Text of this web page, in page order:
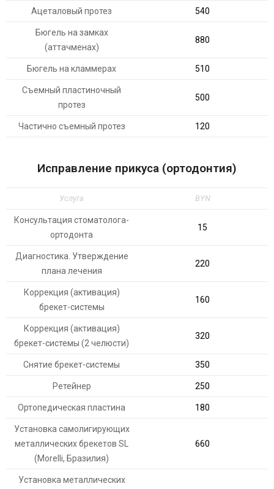
Ацеталовый протез 540
Бюгель на замках
(аттачменах)
880
Бюгель на кламмерах 510
Съемный пластиночный
протез
500
Частично съемный протез 120
Исправление прикуса (ортодонтия)
Услуга BYN
Консультация стоматолога-
ортодонта
15
Диагностика. Утверждение
плана лечения
220
Коррекция (активация)
брекет-системы
160
Коррекция (активация)
брекет-системы (2 челюсти)
320
Снятие брекет-системы 350
Ретейнер 250
Ортопедическая пластина 180
Установка самолигирующих
металлических брекетов SL
(Morelli, Бразилия)
660
Установка металлических